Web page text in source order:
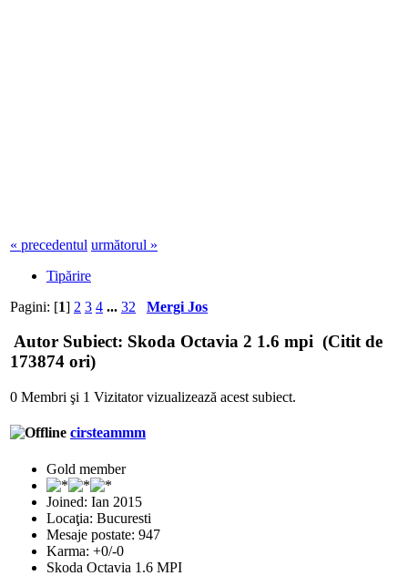
« precedentul următorul »
Tipărire
Pagini: [1] 2 3 4 ... 32 Mergi Jos
Autor Subiect: Skoda Octavia 2 1.6 mpi (Citit de
173874 ori)
0 Membri şi 1 Vizitator vizualizează acest subiect.
cirsteammm
Gold member
Joined: Ian 2015
Locaţia: Bucuresti
Mesaje postate: 947
Karma: +0/-0
Skoda Octavia 1.6 MPI